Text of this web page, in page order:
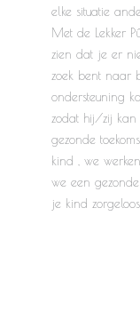
elke situatie
Met de Lekker
zien dat je er
zoek bent naar
ondersteuning
zodat hij/zij
gezonde
kind , we
we een
je kind